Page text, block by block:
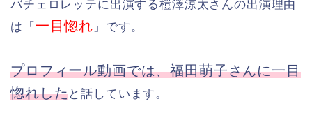
バチェロレッテに出演する榿澤涼太さんの出演理由
は「 一目惚れ 」です。
プロフィール動画では、福田萌子さんに一目
惚れしたと話しています。